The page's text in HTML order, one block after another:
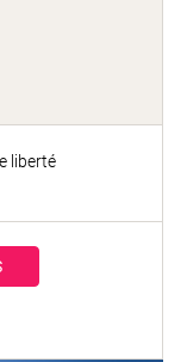
liberté